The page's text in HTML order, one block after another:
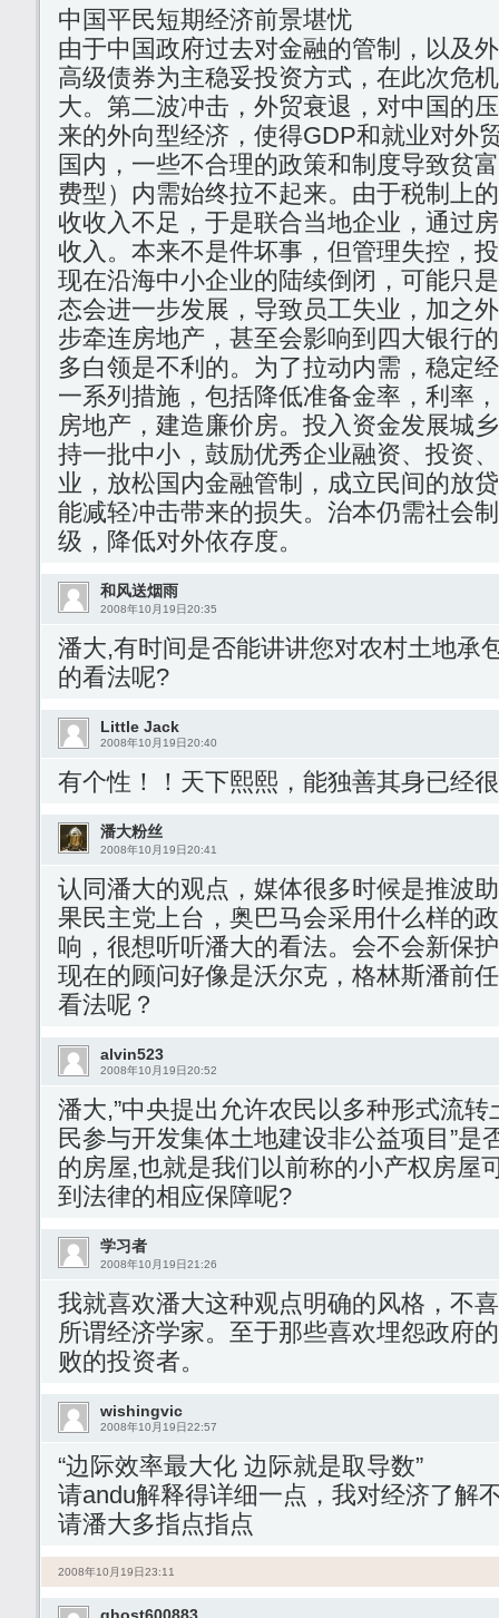
中国平民短期经济前景堪忧
由于中国政府过去对金融的管制，以及
高级债券为主稳妥投资方式，在此次危
大。第二波冲击，外贸衰退，对中国的
来的外向型经济，使得GDP和就业对外
国内，一些不合理的政策和制度导致贫
费型）内需始终拉不起来。由于税制上
收收入不足，于是联合当地企业，通过
收入。本来不是件坏事，但管理失控，
现在沿海中小企业的陆续倒闭，可能只
态会进一步发展，导致员工失业，加之
步牵连房地产，甚至会影响到四大银行
多白领是不利的。为了拉动内需，稳定
一系列措施，包括降低准备金率，利率
房地产，建造廉价房。投入资金发展城
持一批中小，鼓励优秀企业融资、投资
业，放松国内金融管制，成立民间的放
能减轻冲击带来的损失。治本仍需社会
级，降低对外依存度。
和风送烟雨
2008年10月19日20:35
潘大,有时间是否能讲讲您对农村土地承
的看法呢?
Little Jack
2008年10月19日20:40
有个性！！天下熙熙，能独善其身已经
潘大粉丝
2008年10月19日20:41
认同潘大的观点，媒体很多时候是推波
果民主党上台，奥巴马会采用什么样的
响，很想听听潘大的看法。会不会新保
现在的顾问好像是沃尔克，格林斯潘前
看法呢？
alvin523
2008年10月19日20:52
潘大,”中央提出允许农民以多种形式流转
民参与开发集体土地建设非公益项目”是
的房屋,也就是我们以前称的小产权房屋
到法律的相应保障呢?
学习者
2008年10月19日21:26
我就喜欢潘大这种观点明确的风格，不
所谓经济学家。至于那些喜欢埋怨政府
败的投资者。
wishingvic
2008年10月19日22:57
“边际效率最大化 边际就是取导数”
请andu解释得详细一点，我对经济了解
请潘大多指点指点
2008年10月19日23:11